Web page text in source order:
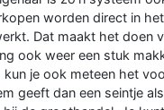
worden direct in
Dat maakt het doen
ook weer een stuk
kun je ook meteen het
geeft dan een seintje